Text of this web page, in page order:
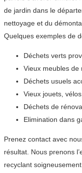
de jardin dans le
nettoyage et du
Quelques exemples de
Déchets verts
Vieux meubles de
Déchets usuels
Vieux jouets,
Déchets de
Elimination dans
Prenez contact avec
résultat. Nous prenons
recyclant